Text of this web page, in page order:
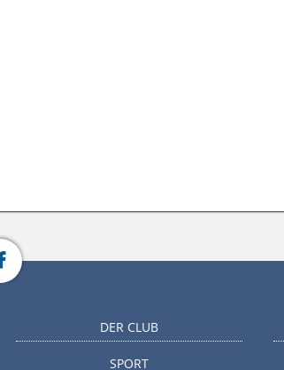
DER CLUB
SPORT